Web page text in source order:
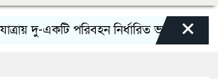
দু-একটি পরিবহন নির্ধারিত ভাড়ার চেয়েও কম
×